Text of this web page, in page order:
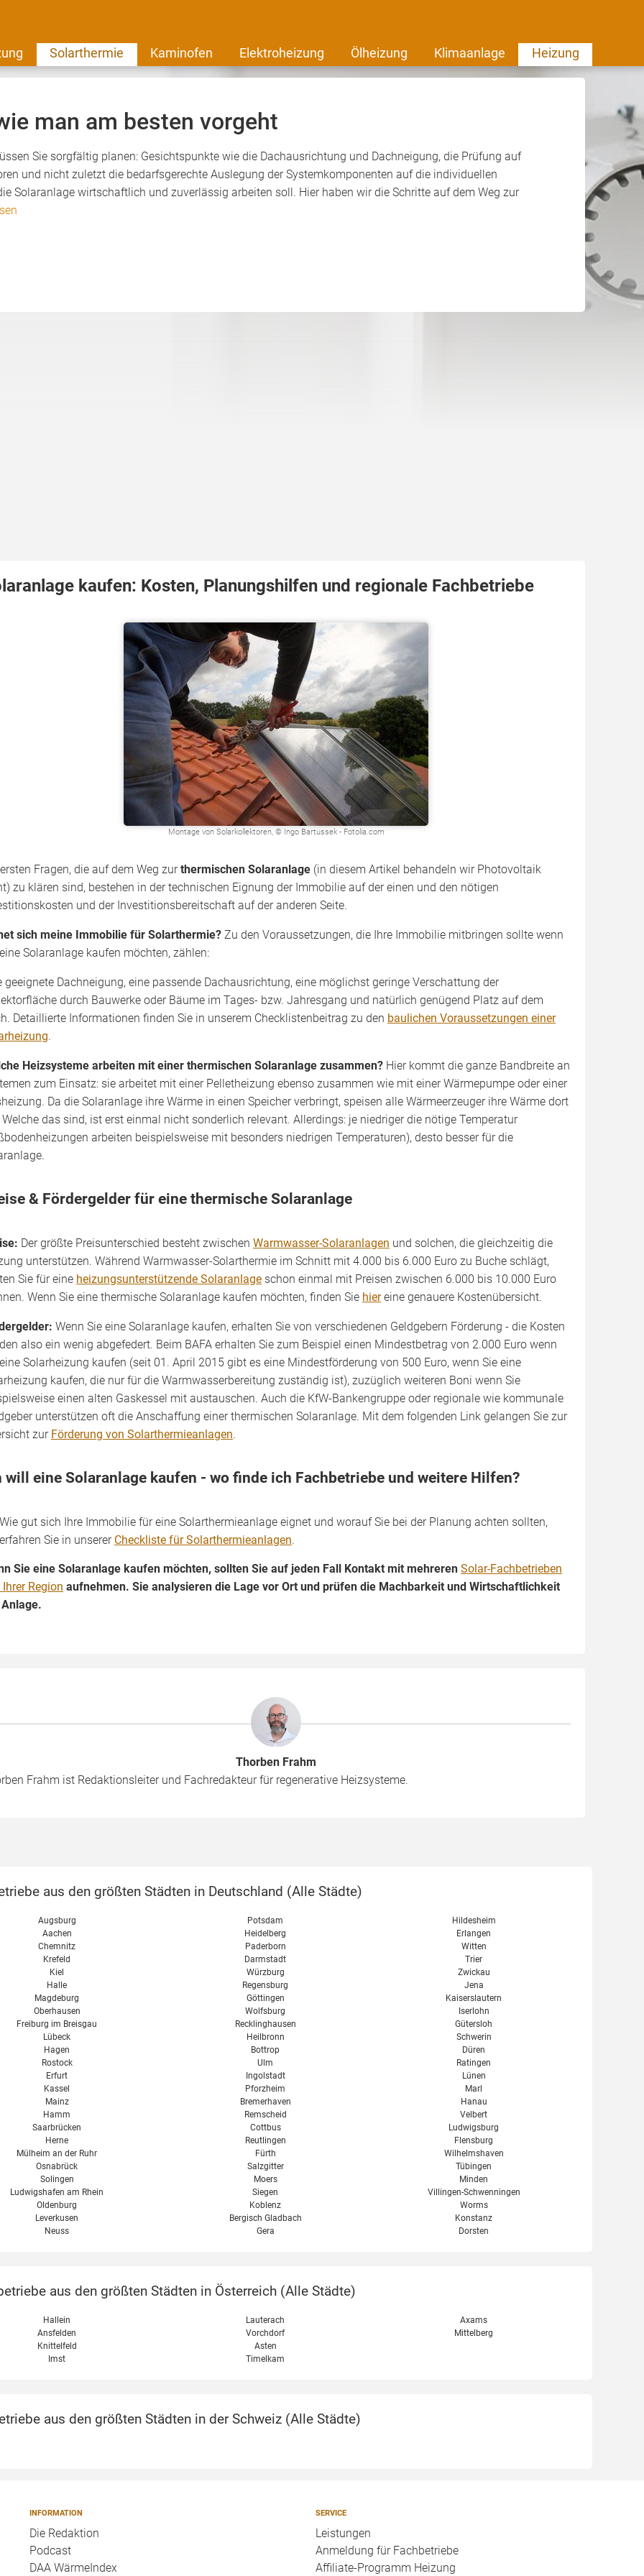
Solarthermie Kaminofen Elektroheizung Ölheizung Klimaanlage Heizung
man am besten vorgeht
Sie sorgfältig planen: Gesichtspunkte wie die Dachausrichtung und Dachneigung, die Prüfung auf
und nicht zuletzt die bedarfsgerechte Auslegung der Systemkomponenten auf die individuellen
Solaranlage wirtschaftlich und zuverlässig arbeiten soll. Hier haben wir die Schritte auf dem Weg zur
kaufen: Kosten, Planungshilfen und regionale Fachbetriebe
Montage von Solarkollektoren, © Ingo Bartussek - Fotolia.com
Fragen, die auf dem Weg zurthermischen Solaranlage (in diesem Artikel behandeln wir Photovoltaik
zu klären sind, bestehen in der technischen Eignung der Immobilie auf der einen und den nötigen
und der Investitions­bereitschaft auf der anderen Seite.
sich meine Immobilie für Solarthermie? Zu den Voraussetzungen, die Ihre Immobilie mitbringen sollte wenn
Solaranlage kaufen möchten, zählen:
geeignete Dachneigung, eine passende Dachausrichtung, eine möglichst geringe Verschattung der
durch Bauwerke oder Bäume im Tages- bzw. Jahresgang und natürlich genügend Platz auf dem
Detaillierte Informationen finden Sie in unserem Checklistenbeitrag zu den baulichen Voraussetzungen einer
.
Heizsysteme arbeiten mit einer thermischen Solaranlage zusammen? Hier kommt die ganze Bandbreite an
zum Einsatz: sie arbeitet mit einer Pelletheizung ebenso zusammen wie mit einer Wärmepumpe oder einer
Da die Solaranlage ihre Wärme in einen Speicher verbringt, speisen alle Wärmeerzeuger ihre Wärme dort
Welche das sind, ist erst einmal nicht sonderlich relevant. Allerdings: je niedriger die nötige Temperatur
arbeiten beispielsweise mit besonders niedrigen Temperaturen), desto besser für die
& Fördergelder für eine thermische Solaranlage
Der größte Preisunterschied besteht zwischen Warmwasser-Solaranlagen und solchen, die gleichzeitig die
unterstützen. Während Warmwasser-Solarthermie im Schnitt mit 4.000 bis 6.000 Euro zu Buche schlägt,
Sie für eine heizungsunterstützende Solaranlage schon einmal mit Preisen zwischen 6.000 bis 10.000 Euro
Wenn Sie eine thermische Solaranlage kaufen möchten, finden Sie hiereine genauere Kostenübersicht.
Wenn Sie eine Solaranlage kaufen, erhalten Sie von verschiedenen Geldgebern Förderung - die Kosten
also ein wenig abgefedert. Beim BAFA erhalten Sie zum Beispiel einen Mindestbetrag von 2.000 Euro wenn
Solarheizung kaufen (seit 01. April 2015 gibt es eine Mindestförderung von 500 Euro, wenn Sie eine
kaufen, die nur für die Warmwasserbereitung zuständig ist), zuzüglich weiteren Boni wenn Sie
einen alten Gaskessel mit austauschen. Auch die KfW-Bankengruppe oder regionale wie kommunale
unterstützen oft die Anschaffung einer thermischen Solaranlage. Mit dem folgenden Link gelangen Sie zur
zur Förderung von Solarthermieanlagen.
will eine Solaranlage kaufen - wo finde ich Fachbetriebe und weitere Hilfen?
Wie gut sich Ihre Immobilie für eine Solarthermieanlage eignet und worauf Sie bei der Planung achten sollten,
erfahren Sie in unserer Checkliste für Solarthermieanlagen.
Sie eine Solaranlage kaufen möchten, sollten Sie auf jeden Fall Kontakt mit mehreren Solar-Fachbetrieben
Ihrer Region aufnehmen. Sie analysieren die Lage vor Ort und prüfen die Machbarkeit und Wirtschaftlichkeit
Thorben Frahm
Frahm ist Redaktionsleiter und Fachredakteur für regenerative Heizsysteme.
aus den größten Städten in Deutschland (Alle Städte)
Augsburg
Aachen
Chemnitz
Krefeld
Kiel
Halle
Magdeburg
Oberhausen
Freiburg im Breisgau
Lübeck
Hagen
Rostock
Erfurt
Kassel
Mainz
Hamm
Saarbrücken
Herne
Mülheim an der Ruhr
Osnabrück
Solingen
Ludwigshafen am Rhein
Oldenburg
Leverkusen
Neuss
Potsdam
Heidelberg
Paderborn
Darmstadt
Würzburg
Regensburg
Göttingen
Wolfsburg
Recklinghausen
Heilbronn
Bottrop
Ulm
Ingolstadt
Pforzheim
Bremerhaven
Remscheid
Cottbus
Reutlingen
Fürth
Salzgitter
Moers
Siegen
Koblenz
Bergisch Gladbach
Gera
Hildesheim
Erlangen
Witten
Trier
Zwickau
Jena
Kaiserslautern
Iserlohn
Gütersloh
Schwerin
Düren
Ratingen
Lünen
Marl
Hanau
Velbert
Ludwigsburg
Flensburg
Wilhelmshaven
Tübingen
Minden
Villingen-Schwenningen
Worms
Konstanz
Dorsten
aus den größten Städten in Österreich (Alle Städte)
Hallein
Ansfelden
Knittelfeld
Imst
Lauterach
Vorchdorf
Asten
Timelkam
Axams
Mittelberg
aus den größten Städten in der Schweiz (Alle Städte)
INFORMATION
Die Redaktion
Podcast
DAA WärmeIndex
SERVICE
Leistungen
Anmeldung für Fachbetriebe
Affiliate-Programm Heizung